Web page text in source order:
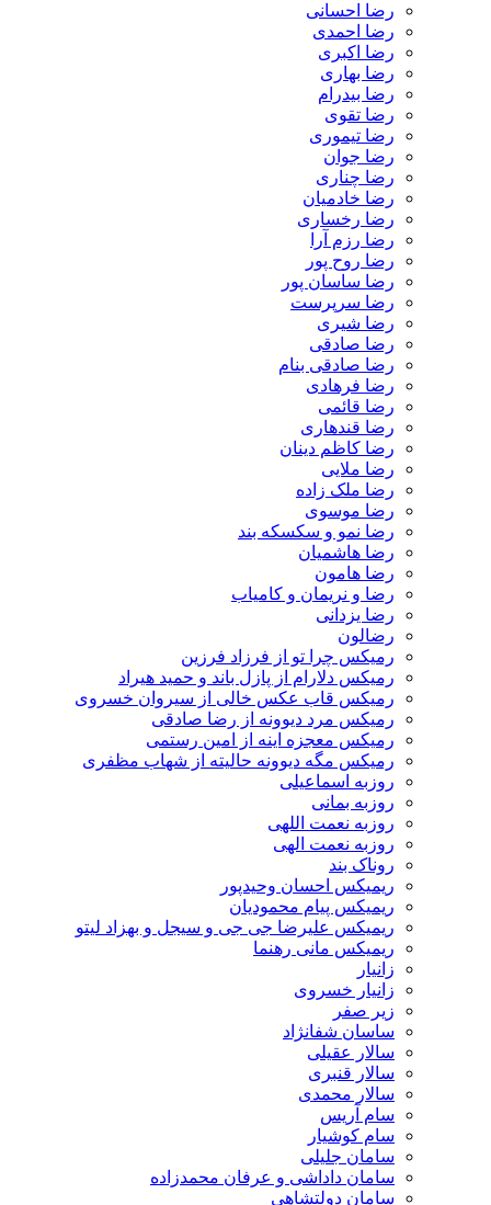
رضا احسانی
رضا احمدی
رضا اکبری
رضا بهاری
رضا بیدرام
رضا تقوی
رضا تیموری
رضا جوان
رضا چناری
رضا خادمیان
رضا رخساری
رضا رزم آرا
رضا روح پور
رضا ساسان پور
رضا سرپرست
رضا شیری
رضا صادقی
رضا صادقی بنام
رضا فرهادی
رضا قائمی
رضا قندهاری
رضا کاظم دینان
رضا ملایی
رضا ملک زاده
رضا موسوی
رضا نمو و سکسکه بند
رضا هاشمیان
رضا هامون
رضا و نریمان و کامیاب
رضا یزدانی
رضالون
رمیکس چرا تو از فرزاد فرزین
رمیکس دلارام از پازل باند و حمید هیراد
رمیکس قاب عکس خالی از سیروان خسروی
رمیکس مرد دیوونه از رضا صادقی
رمیکس معجزه اینه از امین رستمی
رمیکس مگه دیوونه حالیته از شهاب مظفری
روزبه اسماعیلی
روزبه بمانی
روزبه نعمت اللهی
روزبه نعمت الهی
روناک بند
ریمیکس احسان وحیدپور
ریمیکس پیام محمودیان
ریمیکس علیرضا جی جی و سیجل و بهزاد لیتو
ریمیکس مانی رهنما
زانیار
زانیار خسروی
زیر صفر
ساسان شفانژاد
سالار عقیلی
سالار قنبری
سالار محمدی
سام آریس
سام کوشیار
سامان جلیلی
سامان داداشی و عرفان محمدزاده
سامان دولتشاهی